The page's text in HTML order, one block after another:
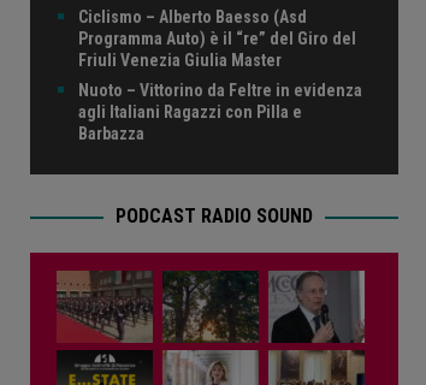
Ciclismo – Alberto Baesso (Asd
Programma Auto) è il “re” del Giro del
Friuli Venezia Giulia Master
Nuoto – Vittorino da Feltre in evidenza
agli Italiani Ragazzi con Pilla e
Barbazza
PODCAST RADIO SOUND